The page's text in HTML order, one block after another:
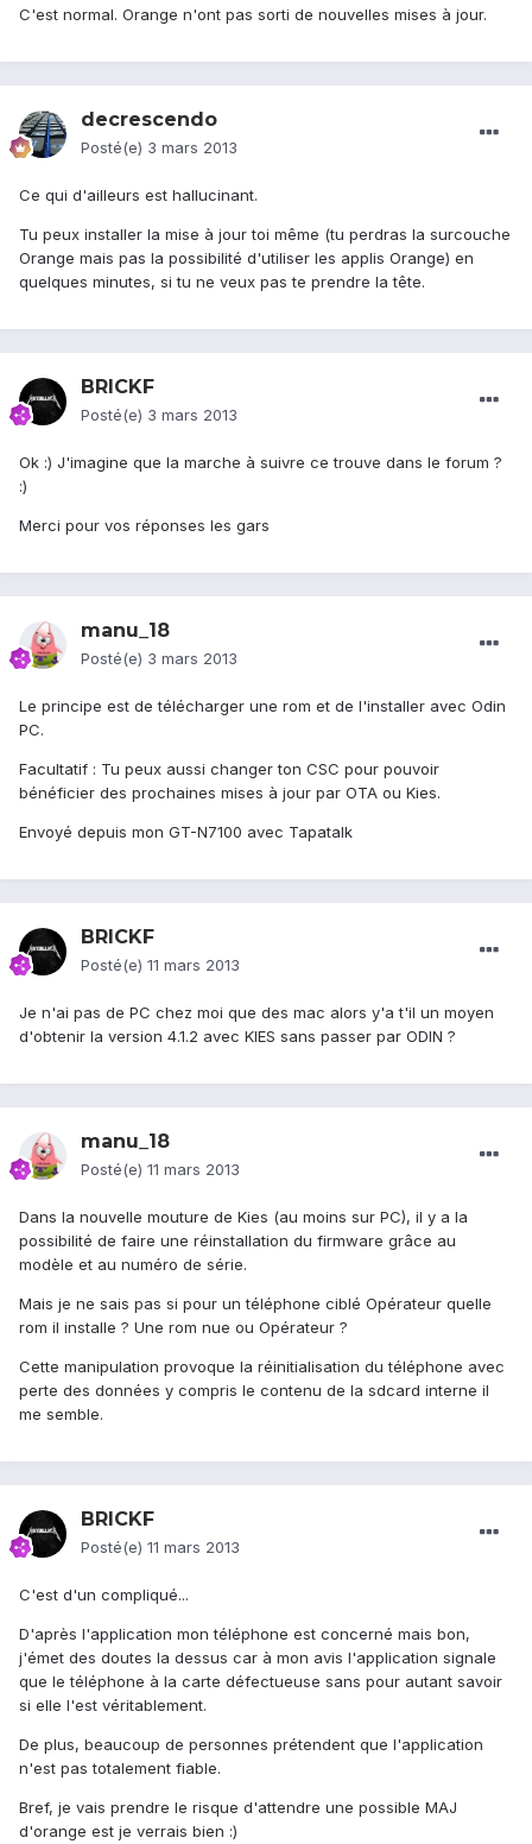
C'est normal. Orange n'ont pas sorti de nouvelles mises à jour.
decrescendo
Posté(e) 3 mars 2013
Ce qui d'ailleurs est hallucinant.
Tu peux installer la mise à jour toi même (tu perdras la surcouche
Orange mais pas la possibilité d'utiliser les applis Orange) en
quelques minutes, si tu ne veux pas te prendre la tête.
BRICKF
Posté(e) 3 mars 2013
Ok :) J'imagine que la marche à suivre ce trouve dans le forum ?
:)
Merci pour vos réponses les gars
manu_18
Posté(e) 3 mars 2013
Le principe est de télécharger une rom et de l'installer avec Odin
PC.
Facultatif : Tu peux aussi changer ton CSC pour pouvoir
bénéficier des prochaines mises à jour par OTA ou Kies.
Envoyé depuis mon GT-N7100 avec Tapatalk
BRICKF
Posté(e) 11 mars 2013
Je n'ai pas de PC chez moi que des mac alors y'a t'il un moyen
d'obtenir la version 4.1.2 avec KIES sans passer par ODIN ?
manu_18
Posté(e) 11 mars 2013
Dans la nouvelle mouture de Kies (au moins sur PC), il y a la
possibilité de faire une réinstallation du firmware grâce au
modèle et au numéro de série.
Mais je ne sais pas si pour un téléphone ciblé Opérateur quelle
rom il installe ? Une rom nue ou Opérateur ?
Cette manipulation provoque la réinitialisation du téléphone avec
perte des données y compris le contenu de la sdcard interne il
me semble.
BRICKF
Posté(e) 11 mars 2013
C'est d'un compliqué...
D'après l'application mon téléphone est concerné mais bon,
j'émet des doutes la dessus car à mon avis l'application signale
que le téléphone à la carte défectueuse sans pour autant savoir
si elle l'est véritablement.
De plus, beaucoup de personnes prétendent que l'application
n'est pas totalement fiable.
Bref, je vais prendre le risque d'attendre une possible MAJ
d'orange est je verrais bien :)